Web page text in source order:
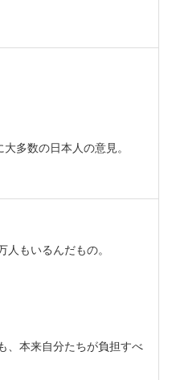
多数の日本人の意見。
もいるんだもの。
、本来自分たちが負担すべ